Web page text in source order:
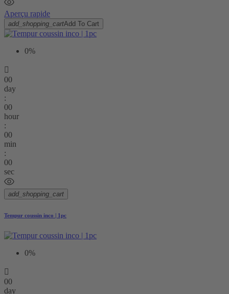
Aperçu rapide
add_shopping_cartAdd To Cart
0%

00
day
:
00
hour
:
00
min
:
00
sec
add_shopping_cart
Tempur coussin inco | 1pc
0%

00
day